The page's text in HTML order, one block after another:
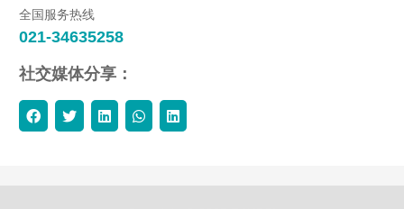
全国服务热线
021-34635258
社交媒体分享：